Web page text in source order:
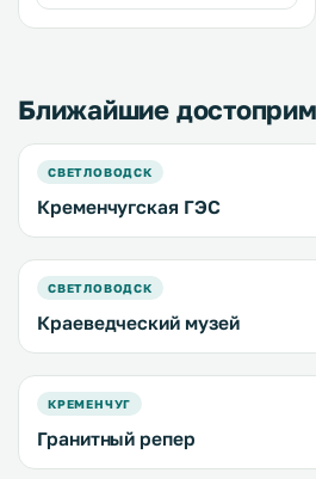
Ближайшие
СВЕТЛОВОДСК
Кременчугская ГЭС
СВЕТЛОВОДСК
Краеведческий музей
КРЕМЕНЧУГ
Гранитный репер